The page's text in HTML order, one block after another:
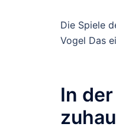
Die Spiele
Vogel Das
In